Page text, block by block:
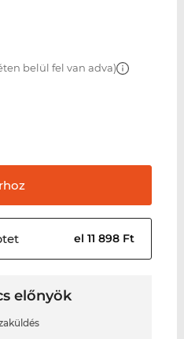
belül fel van adva)
el 11 898 Ft
előnyök